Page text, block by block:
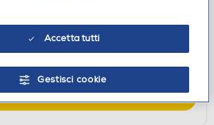
disponibile
in 30' gratuito:verifica
AGGIUNGI
Accetta tutti
Gestisci cookie